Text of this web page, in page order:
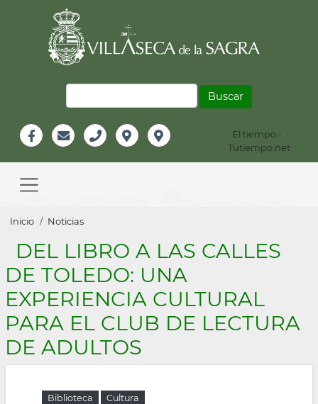
Información
Header
El tiempo -
Tutiempo.net
navigation
Sobrescribir
enlaces
de
ayuda
a
la
navegación
Inicio Noticias
DEL LIBRO A LAS CALLES
DE TOLEDO: UNA
EXPERIENCIA CULTURAL
PARA EL CLUB DE LECTURA
DE ADULTOS
Biblioteca Cultura